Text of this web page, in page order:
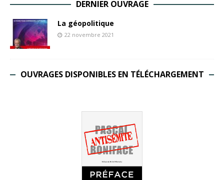
DERNIER OUVRAGE
La géopolitique
22 novembre 2021
OUVRAGES DISPONIBLES EN TÉLÉCHARGEMENT